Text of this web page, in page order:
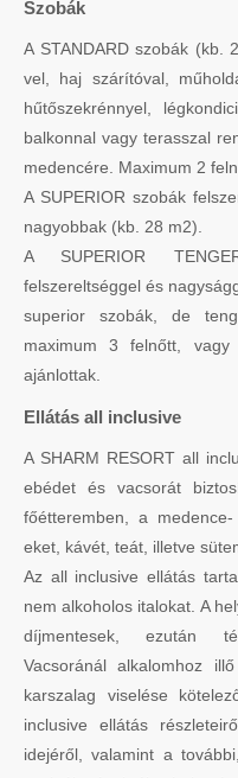
Szobák
A STANDARD szobák (kb.
vel, haj szárítóval,
hűtőszekrénnyel,
balkonnal vagy terasszal
medencére. Maximum 2
A SUPERIOR szobák
nagyobbak (kb. 28 m2).
A SUPERIOR
felszereltséggel és
superior szobák, de
maximum 3 felnőtt,
ajánlottak.
Ellátás all inclusive
A SHARM RESORT all
ebédet és vacsorát
főétteremben, a
eket, kávét, teát, illetve
Az all inclusive ellátás
nem alkoholos italokat. A
díjmentesek, ezután
Vacsoránál alkalomhoz
karszalag viselése
inclusive ellátás
idejéről, valamint a